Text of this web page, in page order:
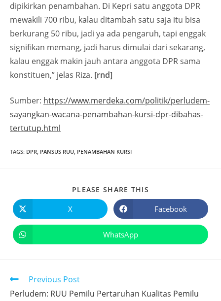
dipikirkan penambahan. Di Kepri satu anggota DPR
mewakili 700 ribu, kalau ditambah satu saja itu bisa
berkurang 50 ribu, jadi ya ada pengaruh, tapi enggak
signifikan memang, jadi harus dimulai dari sekarang,
kalau enggak makin jauh antara anggota DPR sama
konstituen,” jelas Riza. [rnd]
Sumber: https://www.merdeka.com/politik/perludem-
sayangkan-wacana-penambahan-kursi-dpr-dibahas-
tertutup.html
TAGS: DPR, PANSUS RUU, PENAMBAHAN KURSI
PLEASE SHARE THIS
X Facebook
WhatsApp
Previous Post
Perludem: RUU Pemilu Pertaruhan Kualitas Pemilu